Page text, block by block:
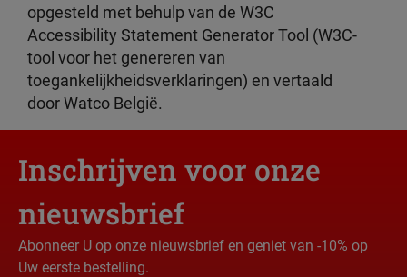
opgesteld met behulp van de W3C
Accessibility Statement Generator Tool (W3C-
tool voor het genereren van
toegankelijkheidsverklaringen) en vertaald
door Watco België.
Inschrijven voor onze
nieuwsbrief
Abonneer U op onze nieuwsbrief en geniet van -10% op
Uw eerste bestelling.